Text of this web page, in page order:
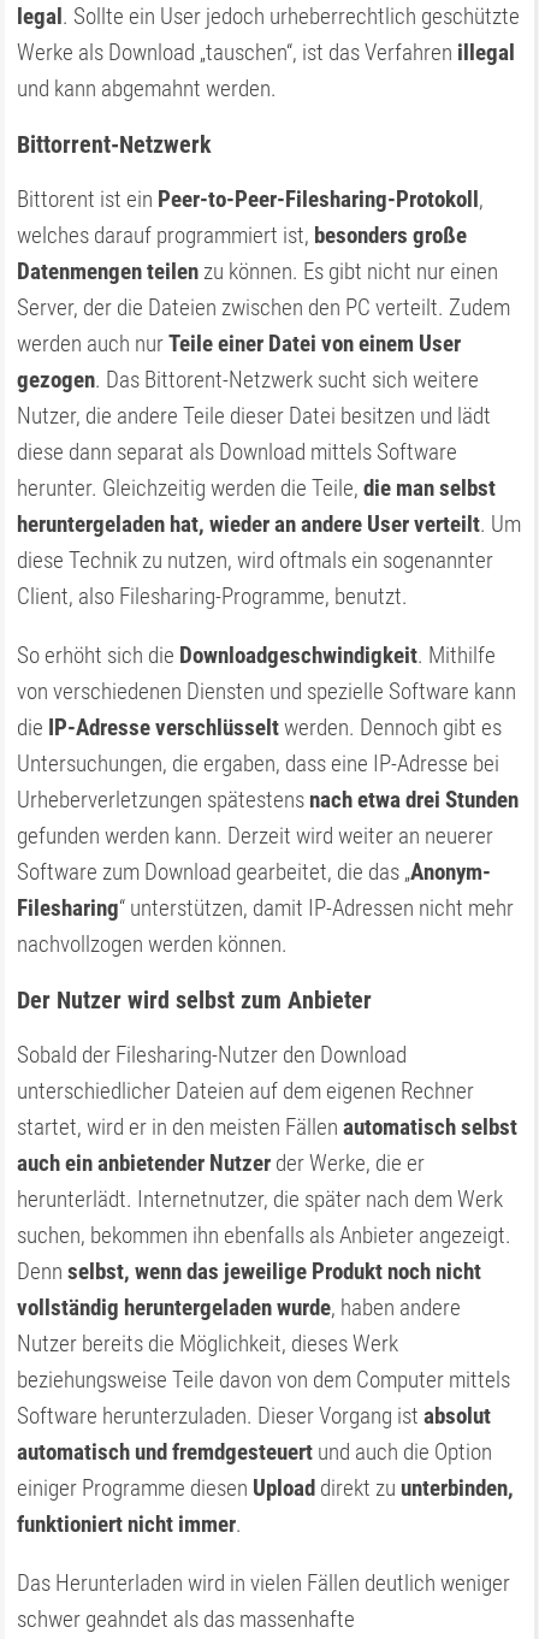
legal. Sollte ein User jedoch urheberrechtlich geschützte
Werke als Download „tauschen“, ist das Verfahren illegal
und kann abgemahnt werden.
Bittorrent-Netzwerk
Bittorent ist ein Peer-to-Peer-Filesharing-Protokoll,
welches darauf programmiert ist, besonders große
Datenmengen teilenzu können. Es gibt nicht nur einen
Server, der die Dateien zwischen den PC verteilt. Zudem
werden auch nurTeile einer Datei von einem User
gezogen. Das Bittorent-Netzwerk sucht sich weitere
Nutzer, die andere Teile dieser Datei besitzen und lädt
diese dann separat als Download mittels Software
herunter. Gleichzeitig werden die Teile,die man selbst
heruntergeladen hat, wieder an andere User verteilt. Um
diese Technik zu nutzen, wird oftmals ein sogenannter
Client, also Filesharing-Programme, benutzt.
So erhöht sich die Downloadgeschwindigkeit. Mithilfe
von verschiedenen Diensten und spezielle Software kann
die IP-Adresse verschlüsseltwerden. Dennoch gibt es
Untersuchungen, die ergaben, dass eine IP-Adresse bei
Urheberverletzungen spätestens nach etwa drei Stunden
gefunden werden kann. Derzeit wird weiter an neuerer
Software zum Download gearbeitet, die das „Anonym-
Filesharing“ unterstützen, damit IP-Adressen nicht mehr
nachvollzogen werden können.
Der Nutzer wird selbst zum Anbieter
Sobald der Filesharing-Nutzer den Download
unterschiedlicher Dateien auf dem eigenen Rechner
startet, wird er in den meisten Fällenautomatisch selbst
auch ein anbietender Nutzer der Werke, die er
herunterlädt. Internetnutzer, die später nach dem Werk
suchen, bekommen ihn ebenfalls als Anbieter angezeigt.
Dennselbst, wenn das jeweilige Produkt noch nicht
vollständig heruntergeladen wurde, haben andere
Nutzer bereits die Möglichkeit, dieses Werk
beziehungsweise Teile davon von dem Computer mittels
Software herunterzuladen. Dieser Vorgang istabsolut
automatisch und fremdgesteuert und auch die Option
einiger Programme diesen Upload direkt zu unterbinden,
funktioniert nicht immer.
Das Herunterladen wird in vielen Fällen deutlich weniger
schwer geahndet als das massenhafte